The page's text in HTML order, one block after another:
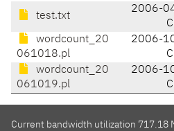
test.txt
2006-
wordcount_20
061018.pl
2006-
wordcount_20
061019.pl
2006-
Current bandwidth utilization 717.18